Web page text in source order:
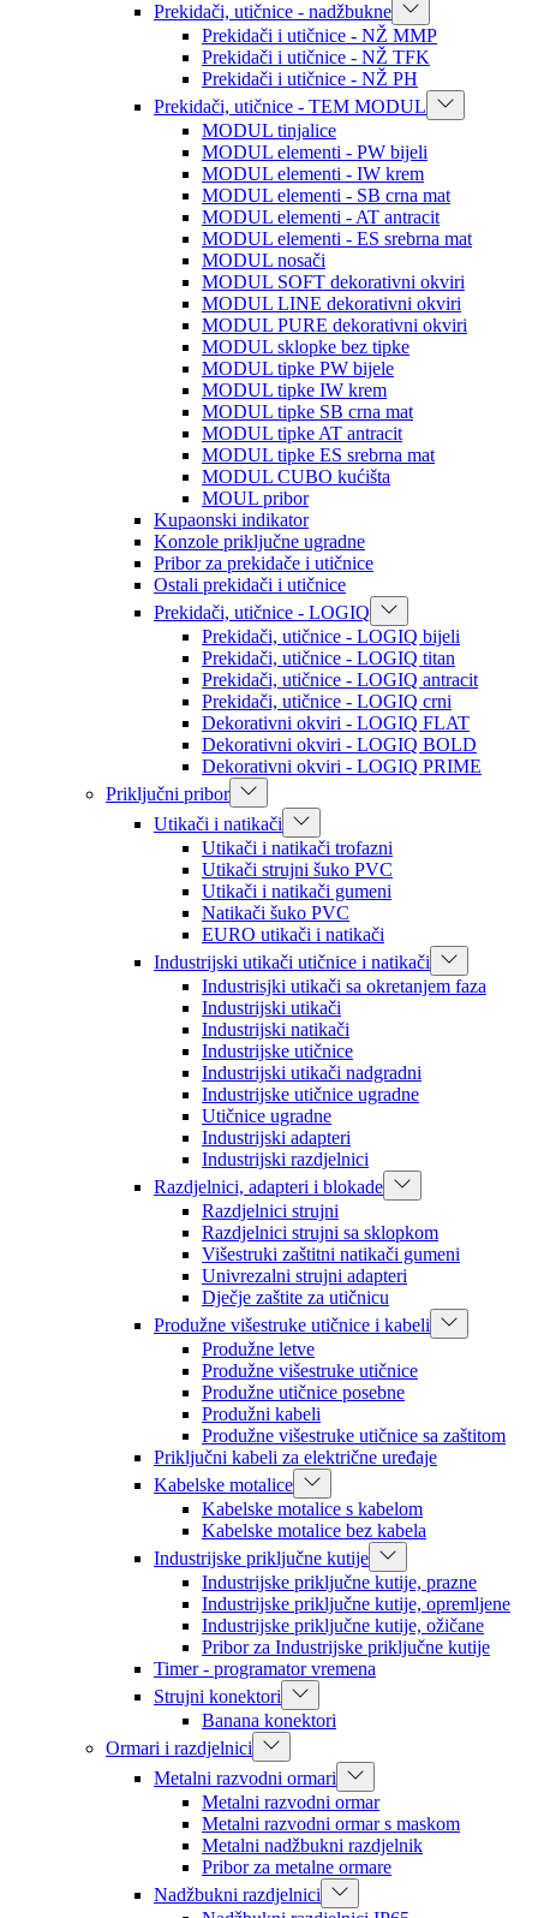
Prekidači, utičnice - nadžbukne
Prekidači i utičnice - NŽ MMP
Prekidači i utičnice - NŽ TFK
Prekidači i utičnice - NŽ PH
Prekidači, utičnice - TEM MODUL
MODUL tinjalice
MODUL elementi - PW bijeli
MODUL elementi - IW krem
MODUL elementi - SB crna mat
MODUL elementi - AT antracit
MODUL elementi - ES srebrna mat
MODUL nosači
MODUL SOFT dekorativni okviri
MODUL LINE dekorativni okviri
MODUL PURE dekorativni okviri
MODUL sklopke bez tipke
MODUL tipke PW bijele
MODUL tipke IW krem
MODUL tipke SB crna mat
MODUL tipke AT antracit
MODUL tipke ES srebrna mat
MODUL CUBO kućišta
MOUL pribor
Kupaonski indikator
Konzole priključne ugradne
Pribor za prekidače i utičnice
Ostali prekidači i utičnice
Prekidači, utičnice - LOGIQ
Prekidači, utičnice - LOGIQ bijeli
Prekidači, utičnice - LOGIQ titan
Prekidači, utičnice - LOGIQ antracit
Prekidači, utičnice - LOGIQ crni
Dekorativni okviri - LOGIQ FLAT
Dekorativni okviri - LOGIQ BOLD
Dekorativni okviri - LOGIQ PRIME
Priključni pribor
Utikači i natikači
Utikači i natikači trofazni
Utikači strujni šuko PVC
Utikači i natikači gumeni
Natikači šuko PVC
EURO utikači i natikači
Industrijski utikači utičnice i natikači
Industrisjki utikači sa okretanjem faza
Industrijski utikači
Industrijski natikači
Industrijske utičnice
Industrijski utikači nadgradni
Industrijske utičnice ugradne
Utičnice ugradne
Industrijski adapteri
Industrijski razdjelnici
Razdjelnici, adapteri i blokade
Razdjelnici strujni
Razdjelnici strujni sa sklopkom
Višestruki zaštitni natikači gumeni
Univrezalni strujni adapteri
Dječje zaštite za utičnicu
Produžne višestruke utičnice i kabeli
Produžne letve
Produžne višestruke utičnice
Produžne utičnice posebne
Produžni kabeli
Produžne višestruke utičnice sa zaštitom
Priključni kabeli za električne uređaje
Kabelske motalice
Kabelske motalice s kabelom
Kabelske motalice bez kabela
Industrijske priključne kutije
Industrijske priključne kutije, prazne
Industrijske priključne kutije, opremljene
Industrijske priključne kutije, ožičane
Pribor za Industrijske priključne kutije
Timer - programator vremena
Strujni konektori
Banana konektori
Ormari i razdjelnici
Metalni razvodni ormari
Metalni razvodni ormar
Metalni razvodni ormar s maskom
Metalni nadžbukni razdjelnik
Pribor za metalne ormare
Nadžbukni razdjelnici